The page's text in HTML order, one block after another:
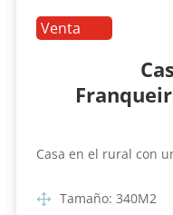
Venta
Casa en el rural con
Tamaño: 340M2